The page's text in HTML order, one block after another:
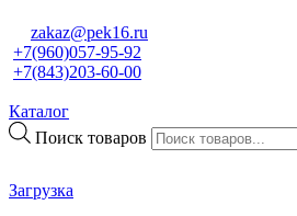
zakaz@pek16.ru
+7(960)057-95-92
+7(843)203-60-00
Каталог
Поиск товаров
Загрузка